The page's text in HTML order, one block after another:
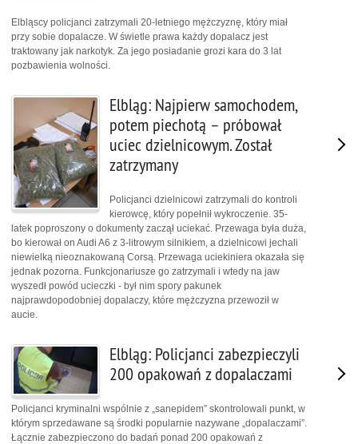
Elbląscy policjanci zatrzymali 20-letniego mężczyznę, który miał
przy sobie dopalacze. W świetle prawa każdy dopalacz jest
traktowany jak narkotyk. Za jego posiadanie grozi kara do 3 lat
pozbawienia wolności.
Elbląg: Najpierw samochodem,
potem piechotą – próbował
uciec dzielnicowym. Został
zatrzymany
Policjanci dzielnicowi zatrzymali do kontroli
kierowcę, który popełnił wykroczenie. 35-
latek poproszony o dokumenty zaczął uciekać. Przewaga była duża,
bo kierował on Audi A6 z 3-litrowym silnikiem, a dzielnicowi jechali
niewielką nieoznakowaną Corsą. Przewaga uciekiniera okazała się
jednak pozorna. Funkcjonariusze go zatrzymali i wtedy na jaw
wyszedł powód ucieczki - był nim spory pakunek
najprawdopodobniej dopalaczy, które mężczyzna przewoził w
aucie.
Elbląg: Policjanci zabezpieczyli
200 opakowań z dopalaczami
Policjanci kryminalni wspólnie z „sanepidem” skontrolowali punkt, w
którym sprzedawane są środki popularnie nazywane „dopalaczami”.
Łącznie zabezpieczono do badań ponad 200 opakowań z